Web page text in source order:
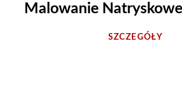
Malowanie
SZCZEGÓŁY